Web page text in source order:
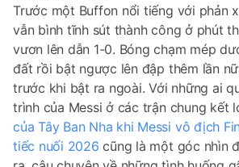
Trước một Buffon nổi tiếng với phản
vẫn bình tĩnh sút thành công ở phút
vươn lên dẫn 1-0. Bóng chạm mép
đất rồi bật ngược lên đập thêm lần
trước khi bật ra ngoài. Với những ai
trình của Messi ở các trận chung kết
của Tây Ban Nha khi Messi vô địch
tiếc nuối 2026 cũng là một góc nhìn